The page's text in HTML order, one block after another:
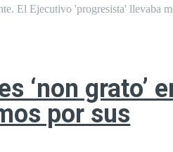
El Ejecutivo 'progresista' llevaba
‘non grato’
por sus